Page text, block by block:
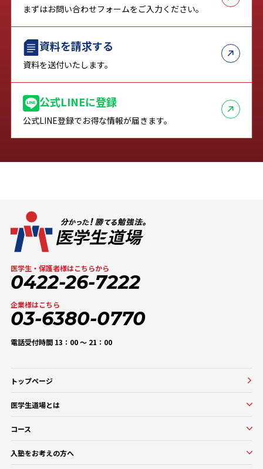
まずはお問い合わせフォームをご入力ください。
資料を請求する
資料を送付いたします。
公式LINEに登録
公式LINE登録でお得な情報が届きます。
医学生・保護者様はこちらから
0422-26-7222
企業様はこちら
03-6380-0770
電話受付時間 13：00 〜 21：00
トップページ
医学生道場とは
口コミ・評判
コース
コース一覧
入塾をお考えの方へ